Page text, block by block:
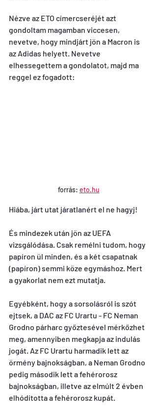
Nézve az ETO címercseréjét azt
gondoltam magamban viccesen,
nevetve, hogy mindjárt jön a Macron is
az Adidas helyett. Nevetve
elhessegettem a gondolatot, majd ma
reggel ez fogadott:
forrás: eto.hu
Hiába, járt utat járatlanért el ne hagyj!
És mindezek után jön az UEFA
vizsgálódása. Csak remélni tudom, hogy
papíron ül minden, és a két csapatnak
(papíron) semmi köze egymáshoz. Mert
a gyakorlat nem ezt mutatja.
Egyébként, hogy a sorsolásról is szót
ejtsek, a DAC az FC Urartu - FC Neman
Grodno párharc győztesével mérkőzhet
meg, amennyiben megkapja az indulás
jogát. Az FC Urartu harmadik lett az
örmény bajnokságban, a Neman Grodno
pedig második lett a fehérorosz
bajnokságban, illetve az elmúlt 2 évben
elhódította a fehérorosz kupát.